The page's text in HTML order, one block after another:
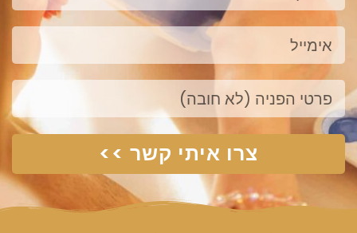
אימייל
פנייה
צרו איתי קשר >>